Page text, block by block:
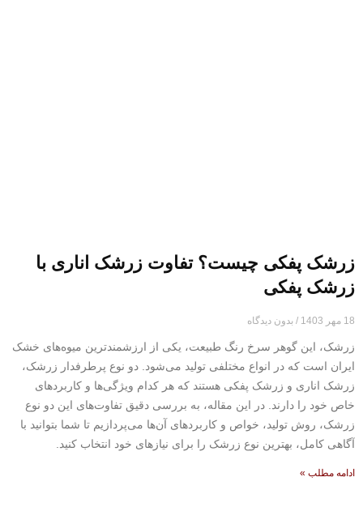
زرشک پفکی چیست؟ تفاوت زرشک اناری با
زرشک پفکی
18 مهر 1403 بدون دیدگاه
زرشک، این گوهر سرخ رنگ طبیعت، یکی از ارزشمندترین میوه‌های خشک
ایران است که در انواع مختلفی تولید می‌شود. دو نوع پرطرفدار زرشک،
زرشک اناری و زرشک پفکی هستند که هر کدام ویژگی‌ها و کاربردهای
خاص خود را دارند. در این مقاله، به بررسی دقیق تفاوت‌های این دو نوع
زرشک، روش تولید، خواص و کاربردهای آن‌ها می‌پردازیم تا شما بتوانید با
آگاهی کامل، بهترین نوع زرشک را برای نیازهای خود انتخاب کنید.
ادامه مطلب »